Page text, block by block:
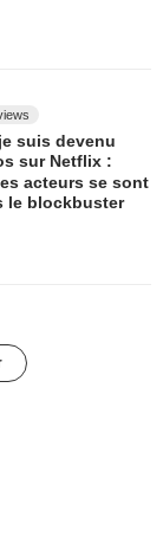
suis devenu
sur Netflix :
acteurs se sont
le blockbuster